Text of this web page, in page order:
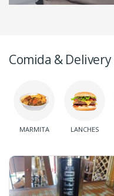
Comida & Delivery
MARMITA LANCHES